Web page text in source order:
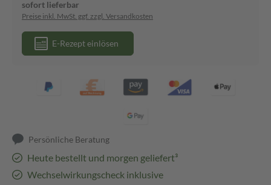
sofort lieferbar
Preise inkl. MwSt. ggf. zzgl. Versandkosten
E-Rezept einlösen
Persönliche Beratung
Heute bestellt und morgen geliefert³
Wechselwirkungscheck inklusive